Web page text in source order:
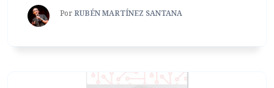
Por RUBÉN MARTÍNEZ SANTANA